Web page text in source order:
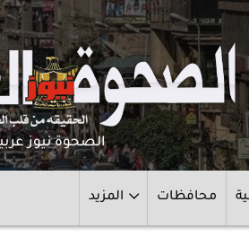
الصحوة نيوز
محافظات المزيد